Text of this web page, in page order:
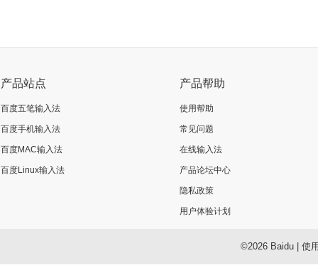
产品站点
百度五笔输入法
百度手机输入法
百度MAC输入法
百度Linux输入法
产品帮助
使用帮助
常见问题
在线输入法
产品论坛中心
隐私政策
用户体验计划
©2026 Baidu| 使